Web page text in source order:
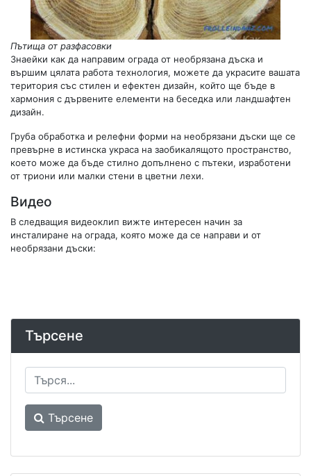
Пътища от разфасовки
Знаейки как да направим ограда от необрязана дъска и
вършим цялата работа технология, можете да украсите вашата
територия със стилен и ефектен дизайн, който ще бъде в
хармония с дървените елементи на беседка или ландшафтен
дизайн.
Груба обработка и релефни форми на необрязани дъски ще се
превърне в истинска украса на заобикалящото пространство,
което може да бъде стилно допълнено с пътеки, изработени
от триони или малки стени в цветни лехи.
Видео
В следващия видеоклип вижте интересен начин за
инсталиране на ограда, която може да се направи и от
необрязани дъски:
Търсене
Търсене